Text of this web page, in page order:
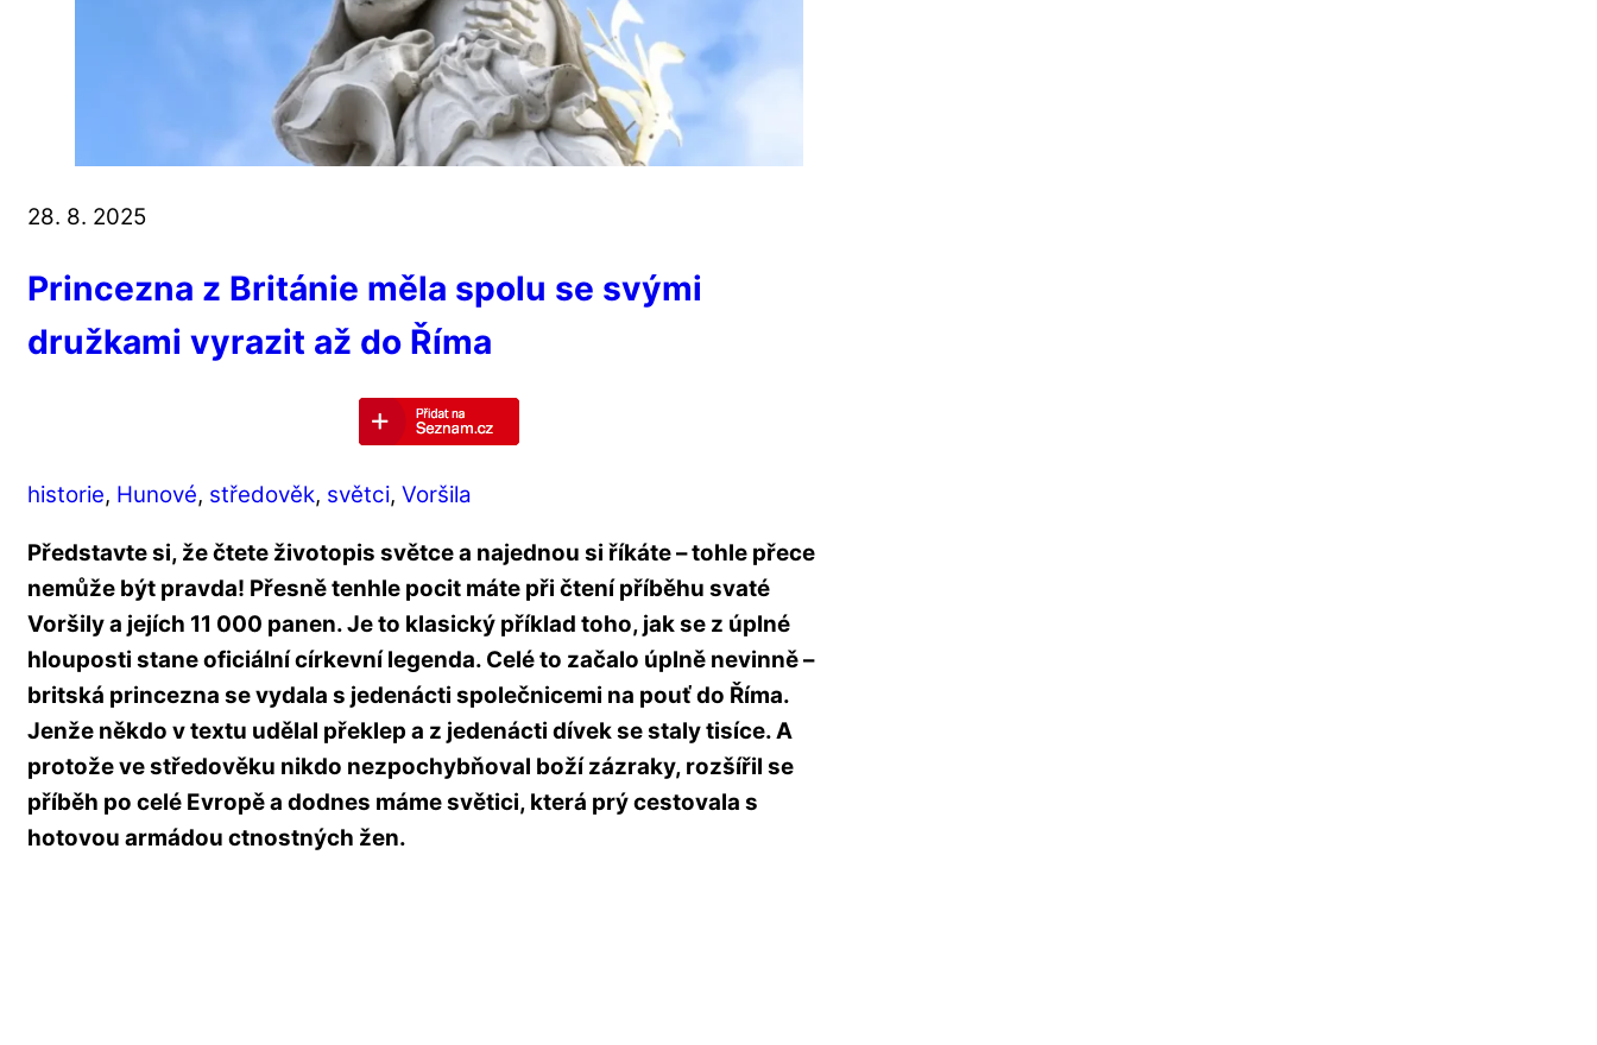
28. 8. 2025
Princezna z Británie měla spolu se svými
družkami vyrazit až do Říma
historie, Hunové, středověk, světci, Voršila
Představte si, že čtete životopis světce a najednou si říkáte – tohle přece
nemůže být pravda! Přesně tenhle pocit máte při čtení příběhu svaté
Voršily a jejích 11 000 panen. Je to klasický příklad toho, jak se z úplné
hlouposti stane oficiální církevní legenda. Celé to začalo úplně nevinně –
britská princezna se vydala s jedenácti společnicemi na pouť do Říma.
Jenže někdo v textu udělal překlep a z jedenácti dívek se staly tisíce. A
protože ve středověku nikdo nezpochybňoval boží zázraky, rozšířil se
příběh po celé Evropě a dodnes máme světici, která prý cestovala s
hotovou armádou ctnostných žen.